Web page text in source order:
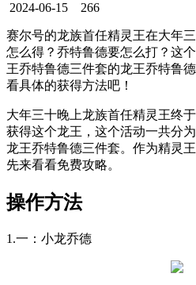
2024-06-15 266
赛尔号的龙族首任精灵王在大年
怎么得？乔特鲁德要怎么打？这
王乔特鲁德三件套的龙王乔特鲁
看具体的获得方法吧！
大年三十晚上龙族首任精灵王终
获得这个龙王，这个活动一共分
龙王乔特鲁德三件套。作为精灵
先来看看免费攻略。
操作方法
1.一：小龙乔德